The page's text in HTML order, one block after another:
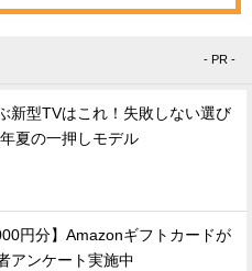
- PR -
新型TVはこれ！失敗しない選び
夏の一押しモデル
円分】Amazonギフトカードが
アンケート実施中